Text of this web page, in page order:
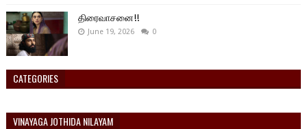
திரைவாசனை!!
June 19, 2026 0
CATEGORIES
VINAYAGA JOTHIDA NILAYAM